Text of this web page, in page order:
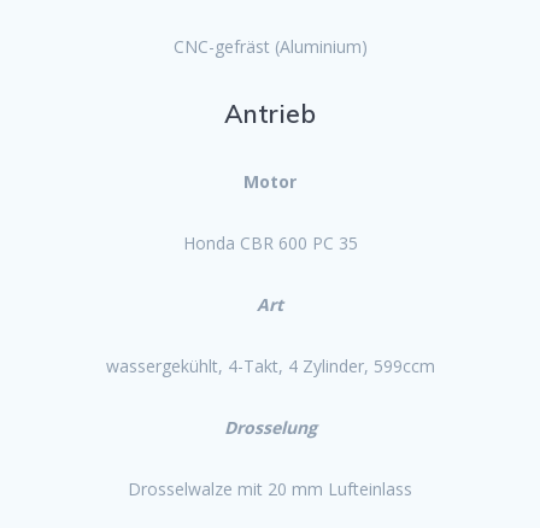
CNC-gefräst (Aluminium)
Antrieb
Motor
Honda CBR 600 PC 35
Art
wassergekühlt, 4-Takt, 4 Zylinder, 599ccm
Drosselung
Drosselwalze mit 20 mm Lufteinlass